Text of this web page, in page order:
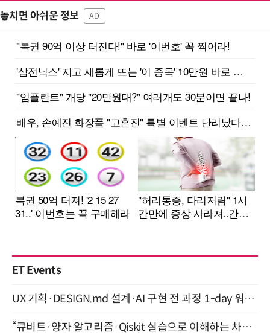
놓치면 아쉬운 정보 AD
ET Events
UX 기획·DESIGN.md 설계·AI 구현 전 과정 1-day 워크숍 with Claude Code·Codex 9월 15일 개최
“큐비트·양자 알고리즘·Qiskit 실습으로 이해하는 차세대 컴퓨팅” (8/28)